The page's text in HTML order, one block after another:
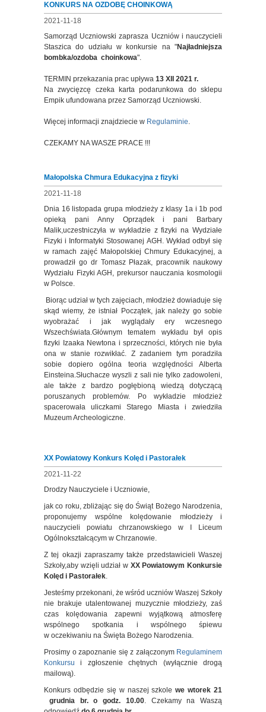
KONKURS NA OZDOBĘ CHOINKOWĄ
2021-11-18
Samorząd Uczniowski zaprasza Uczniów i nauczycieli
Staszica do udziału w konkursie na "Najładniejsza
bombka/ozdoba choinkowa".
TERMIN przekazania prac upływa 13 XII 2021 r.
Na zwycięzcę czeka karta podarunkowa do sklepu
Empik ufundowana przez Samorząd Uczniowski.
Więcej informacji znajdziecie w Regulaminie.
CZEKAMY NA WASZE PRACE !!!
Małopolska Chmura Edukacyjna z fizyki
2021-11-18
Dnia 16 listopada grupa młodzieży z klasy 1a i 1b pod
opieką pani Anny Oprządek i pani Barbary
Malik,uczestniczyła w wykładzie z fizyki na Wydziałe
Fizyki i Informatyki Stosowanej AGH. Wykład odbył się
w ramach zajęć Małopolskiej Chmury Edukacyjnej, a
prowadził go dr Tomasz Płazak, pracownik naukowy
Wydziału Fizyki AGH, prekursor nauczania kosmologii
w Polsce.
Biorąc udział w tych zajęciach, młodzież dowiaduje się
skąd wiemy, że istniał Początek, jak należy go sobie
wyobrażać i jak wyglądały ery wczesnego
Wszechświata.Głównym tematem wykładu był opis
fizyki Izaaka Newtona i sprzeczności, których nie była
ona w stanie rozwikłać. Z zadaniem tym poradziła
sobie dopiero ogólna teoria względności Alberta
Einsteina.Słuchacze wyszli z sali nie tylko zadowoleni,
ale także z bardzo pogłębioną wiedzą dotyczącą
poruszanych problemów. Po wykładzie młodzież
spacerowała uliczkami Starego Miasta i zwiedziła
Muzeum Archeologiczne.
XX Powiatowy Konkurs Kolęd i Pastorałek
2021-11-22
Drodzy Nauczyciele i Uczniowie,
jak co roku, zbliżając się do Świąt Bożego Narodzenia,
proponujemy wspólne kolędowanie młodzieży i
nauczycieli powiatu chrzanowskiego w I Liceum
Ogólnokształcącym w Chrzanowie.
Z tej okazji zapraszamy także przedstawicieli Waszej
Szkoły,aby wzięli udział w XX Powiatowym Konkursie
Kolęd i Pastorałek.
Jesteśmy przekonani, że wśród uczniów Waszej Szkoły
nie brakuje utalentowanej muzycznie młodzieży, zaś
czas kolędowania zapewni wyjątkową atmosferę
wspólnego spotkania i wspólnego śpiewu
w oczekiwaniu na Święta Bożego Narodzenia.
Prosimy o zapoznanie się z załączonym Regulaminem
Konkursu i zgłoszenie chętnych (wyłącznie drogą
mailową).
Konkurs odbędzie się w naszej szkolewe wtorek 21
grudnia br. o godz. 10.00. Czekamy na Waszą